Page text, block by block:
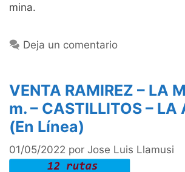
mina.
Deja un comentario
VENTA RAMIREZ – LA
m. – CASTILLITOS – LA
(En Línea)
01/05/2022 por Jose Luis Llamusi